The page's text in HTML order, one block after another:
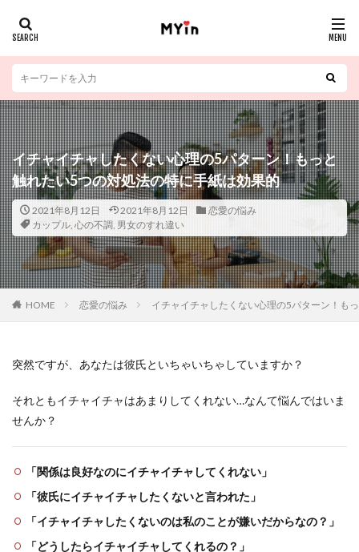
イチャイチャしたくない心理の5パターン！もっと
触れたい5つの対処法の特に手紙は効果的
2021年8月12日 2021年8月12日
恋愛の悩み
カップル, 心の不調, 男女のすれ違い
HOME 恋愛の悩み イチャイチャしたくない心理の5パターン！も
突然ですが、あなたは彼氏といちゃいちゃしていますか？
それともイチャイチャはあまりしてくれない…なんて悩んではいま
せんか？
「関係は良好なのにイチャイチャしてくれない」
「彼氏にイチャイチャしたくないと言われた」
「イチャイチャしたくないのは私のことが嫌いだからなの？」
「どうしたらイチャイチャしてくれるの？」